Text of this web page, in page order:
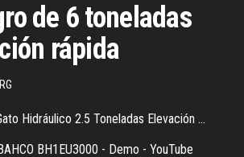
de 6 toneladas
rápida
Hidráulico 2.5 Toneladas Elevación ...
BH1EU3000 - Demo - YouTube